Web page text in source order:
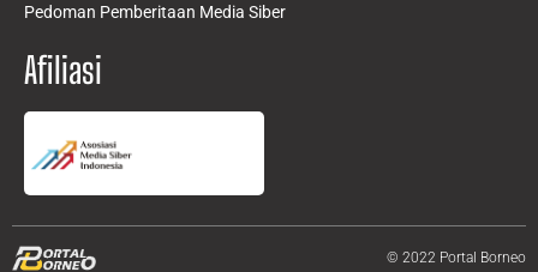
Pedoman Pemberitaan Media Siber
Afiliasi
© 2022 Portal Borneo